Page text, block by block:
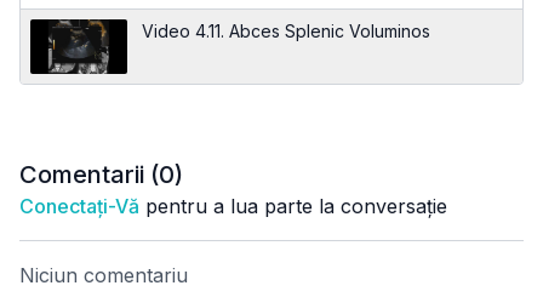
Video 4.11. Abces Splenic Voluminos
Comentarii (0)
Conectați-Vă pentru a lua parte la conversație
Niciun comentariu